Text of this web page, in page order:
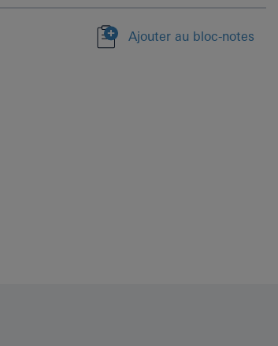
Ajouter au bloc-notes